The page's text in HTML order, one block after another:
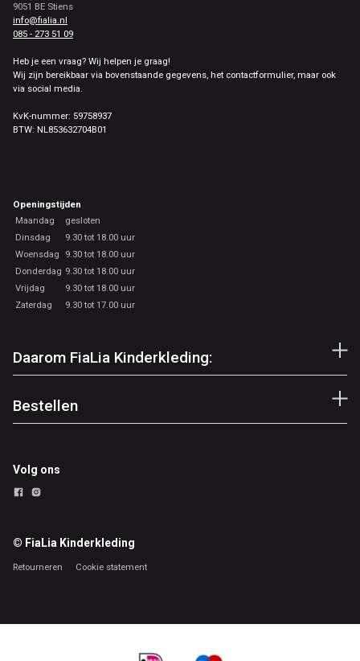
9051 BE Stiens
info@fialia.nl
085 - 273 51 09
Heb je een vraag? Wij helpen je graag!
Wij zijn bereikbaar via bovenstaande gegevens, het contactformulier, maar ook
via social media.
KvK-nummer: 59758937
BTW: NL853632704B01
Openingstijden
Maandag
gesloten
Dinsdag
9.30 tot 18.00 uur
Woensdag
9.30 tot 18.00 uur
Donderdag 9.30 tot 18.00 uur
Vrijdag
9.30 tot 18.00 uur
Zaterdag
9.30 tot 17.00 uur
Daarom FiaLia Kinderkleding:
Bestellen
Volg ons
© FiaLia Kinderkleding
Retourneren Cookie statement